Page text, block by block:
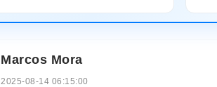
Marcos Mora
2025-08-14 06:15:00